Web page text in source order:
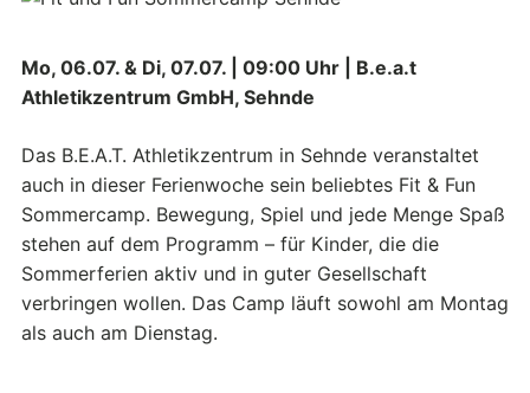
Mo, 06.07. & Di, 07.07. | 09:00 Uhr | B.e.a.t
Athletikzentrum GmbH, Sehnde
Das B.E.A.T. Athletikzentrum in Sehnde veranstaltet
auch in dieser Ferienwoche sein beliebtes Fit & Fun
Sommercamp. Bewegung, Spiel und jede Menge Spaß
stehen auf dem Programm – für Kinder, die die
Sommerferien aktiv und in guter Gesellschaft
verbringen wollen. Das Camp läuft sowohl am Montag
als auch am Dienstag.